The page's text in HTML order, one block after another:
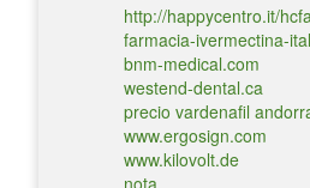
http://happycentro.it/
farmacia-ivermectina-
bnm-medical.com
westend-dental.ca
precio vardenafil
www.ergosign.com
www.kilovolt.de
nota